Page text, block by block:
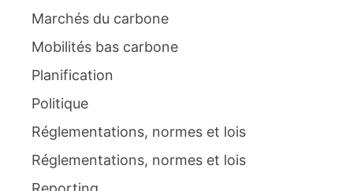
Marchés du carbone
Mobilités bas carbone
Planification
Politique
Réglementations, normes et lois
Réglementations, normes et lois